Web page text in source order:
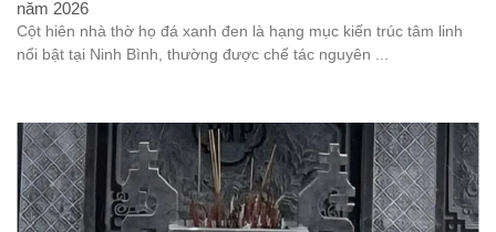
năm 2026
Cột hiên nhà thờ họ đá xanh đen là hạng mục kiến trúc tâm linh
nổi bật tại Ninh Bình, thường được chế tác nguyên ...